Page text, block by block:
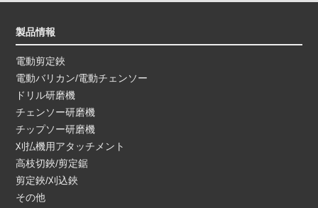
製品情報
電動剪定鋏
電動バリカン/電動チェンソー
ドリル研磨機
チェンソー研磨機
チップソー研磨機
刈払機用アタッチメント
高枝切鋏/剪定鋸
剪定鋏/刈込鋏
その他